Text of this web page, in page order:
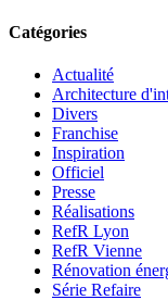
Catégories
Actualité
Architecture
Divers
Franchise
Inspiration
Officiel
Presse
Réalisations
RefR Lyon
RefR Vienne
Rénovation
Série Refaire